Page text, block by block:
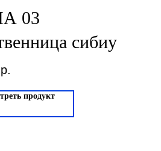
03
сибиу
р.
продукт